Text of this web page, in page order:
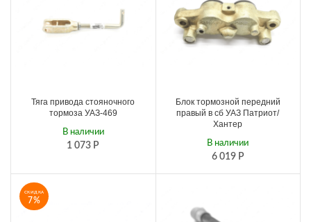
Тяга привода стояночного
тормоза УАЗ-469
1 073 Р
В наличии
Блок тормозной передний
правый в сб УАЗ Патриот/
Хантер
6 019 Р
В наличии
СКИДКА
7%